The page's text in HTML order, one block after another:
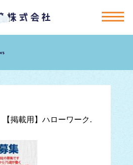
【掲載用】ハローワーク.